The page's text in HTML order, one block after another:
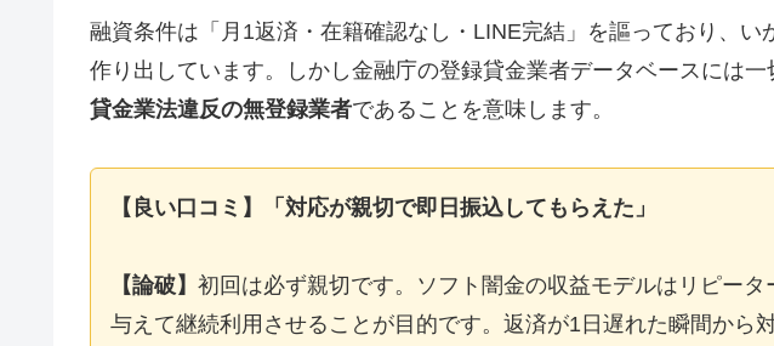
融資条件は「月1返済・在籍確認なし・LINE完結」を謳っており、い
作り出しています。しかし金融庁の登録貸金業者データベースには
貸金業法違反の無登録業者であることを意味します。
【良い口コミ】「対応が親切で即日振込してもらえた」
【論破】 初回は必ず親切です。ソフト闇金の収益モデルはリピー
与えて継続利用させることが目的です。返済が1日遅れた瞬間から